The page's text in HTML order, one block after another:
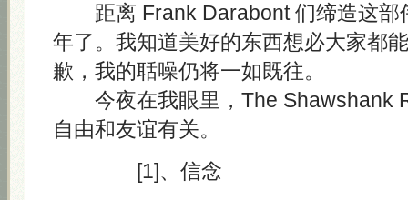
距离 Frank Darabont 们缔造这部
年了。我知道美好的东西想必大家都
歉，我的聒噪仍将一如既往。
今夜在我眼里，The Shawshank
自由和友谊有关。
[1]、信念